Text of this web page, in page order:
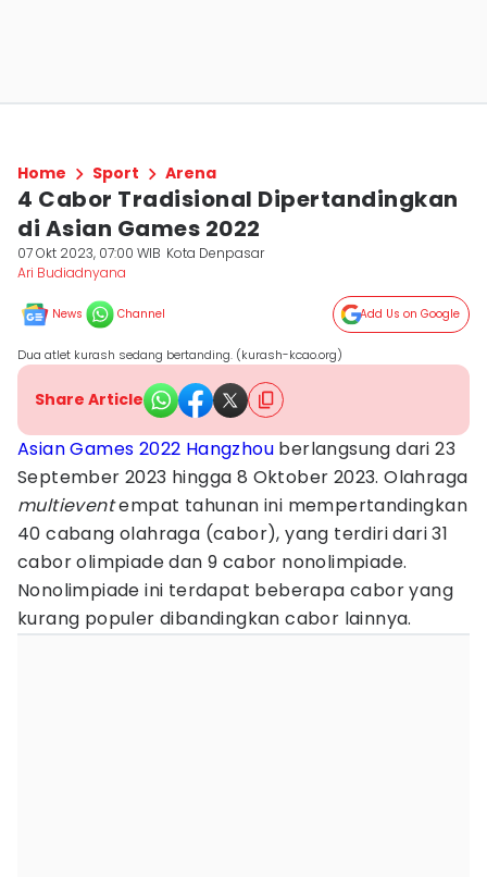
Home Sport Arena
4 Cabor Tradisional Dipertandingkan
di Asian Games 2022
07 Okt 2023, 07:00 WIB Kota Denpasar
Ari Budiadnyana
News Channel Add Us on Google
Dua atlet kurash sedang bertanding. (kurash-kcao.org)
Share Article
Asian Games 2022 Hangzhou berlangsung dari 23
September 2023 hingga 8 Oktober 2023. Olahraga
multieventempat tahunan ini mempertandingkan
40 cabang olahraga (cabor), yang terdiri dari 31
cabor olimpiade dan 9 cabor nonolimpiade.
Nonolimpiade ini terdapat beberapa cabor yang
kurang populer dibandingkan cabor lainnya.